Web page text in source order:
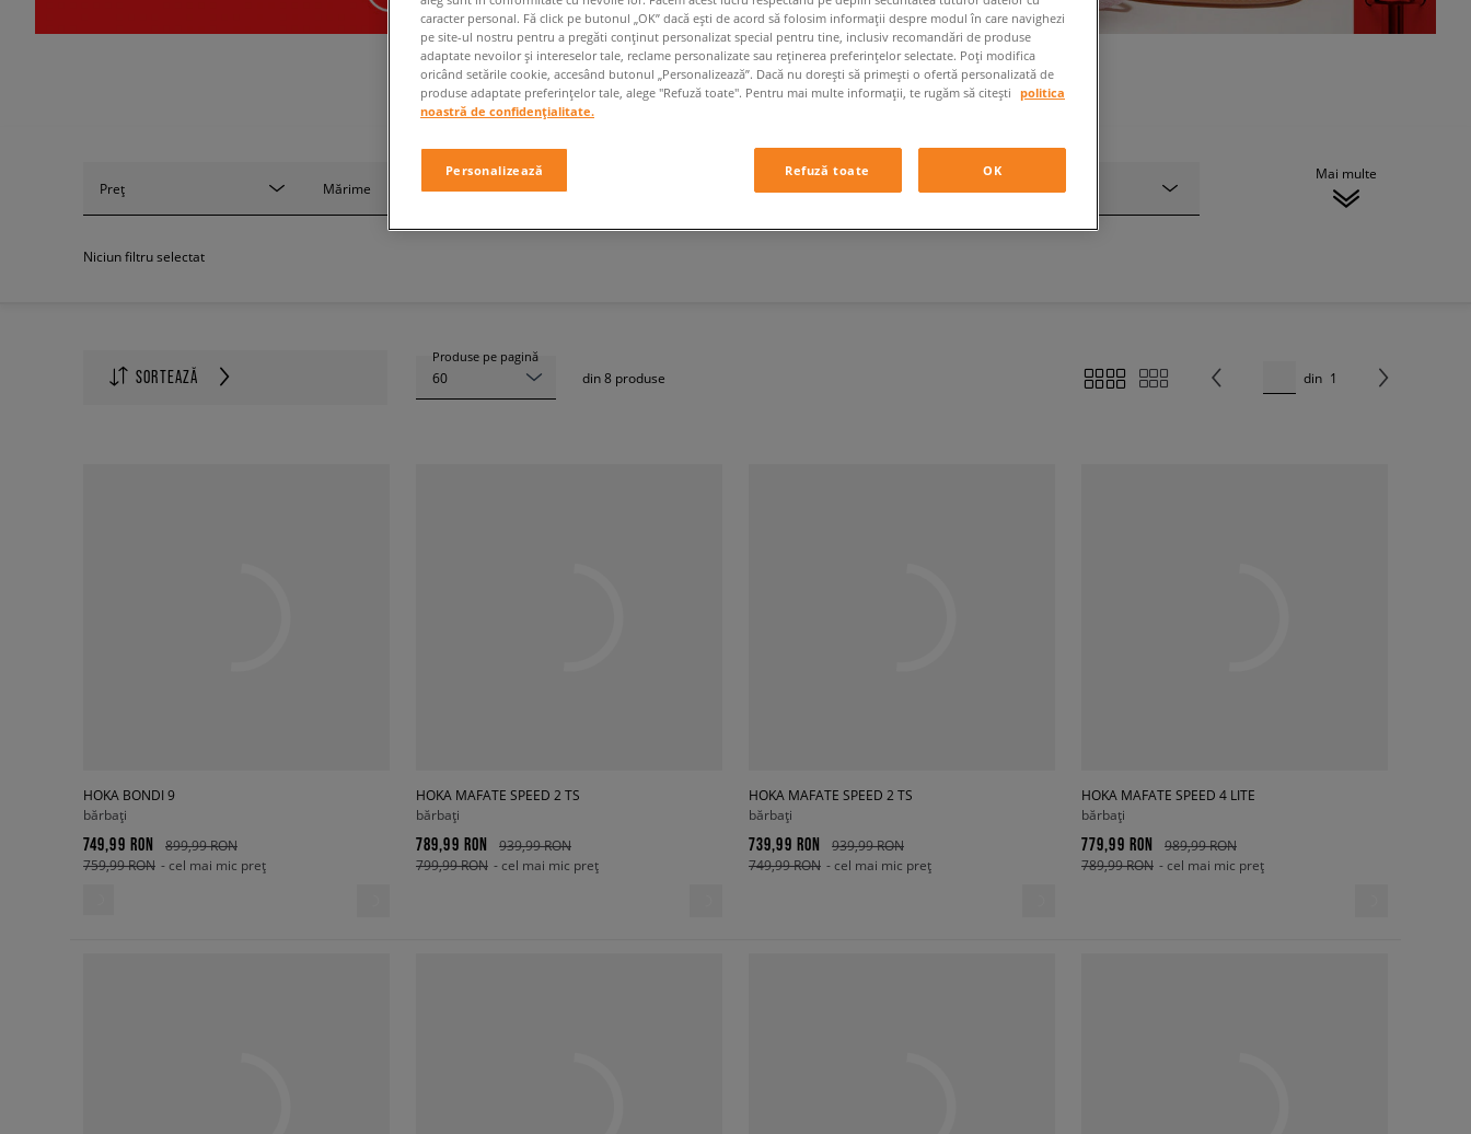
SORTEAZĂ
Produse pe pagină
60 din8 produse din 1
Preț Mărime Brand
Mai multe
Niciun filtru selectat
HOKA BONDI 9
bărbați
749,99 RON
899,99 RON
759,99 RON - cel mai mic preț
HOKA MAFATE SPEED 2 TS
bărbați
789,99 RON
939,99 RON
799,99 RON - cel mai mic preț
HOKA MAFATE SPEED 2 TS
bărbați
739,99 RON
939,99 RON
749,99 RON - cel mai mic preț
HOKA MAFATE SPEED 4 LITE
bărbați
779,99 RON
989,99 RON
789,99 RON - cel mai mic preț
caracter personal. Fă click pe butonul „OK” dacă ești de acord să folosim informații despre modul în care navighezi
pe site-ul nostru pentru a pregăti conținut personalizat special pentru tine, inclusiv recomandări de produse
adaptate nevoilor și intereselor tale, reclame personalizate sau reținerea preferințelor selectate. Poți modifica
oricând setările cookie, accesând butonul „Personalizează”. Dacă nu dorești să primești o ofertă personalizată de
produse adaptate preferințelor tale, alege "Refuză toate". Pentru mai multe informații, te rugăm să citești politica
noastră de confidențialitate.
Personalizează Refuză toate OK